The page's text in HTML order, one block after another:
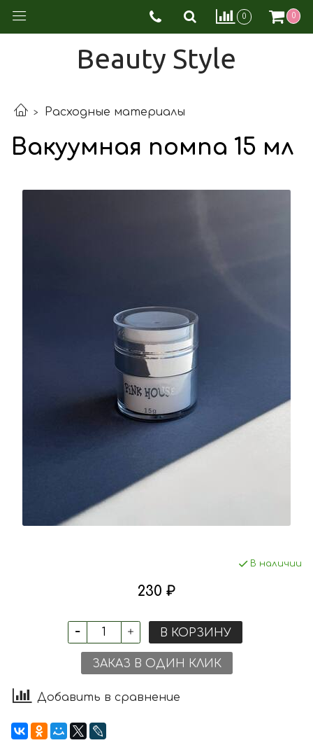
0 0
Beauty Style
Расходные материалы
Вакуумная помпа 15 мл
В наличии
230 ₽
В КОРЗИНУ
ЗАКАЗ В ОДИН КЛИК
Добавить в сравнение